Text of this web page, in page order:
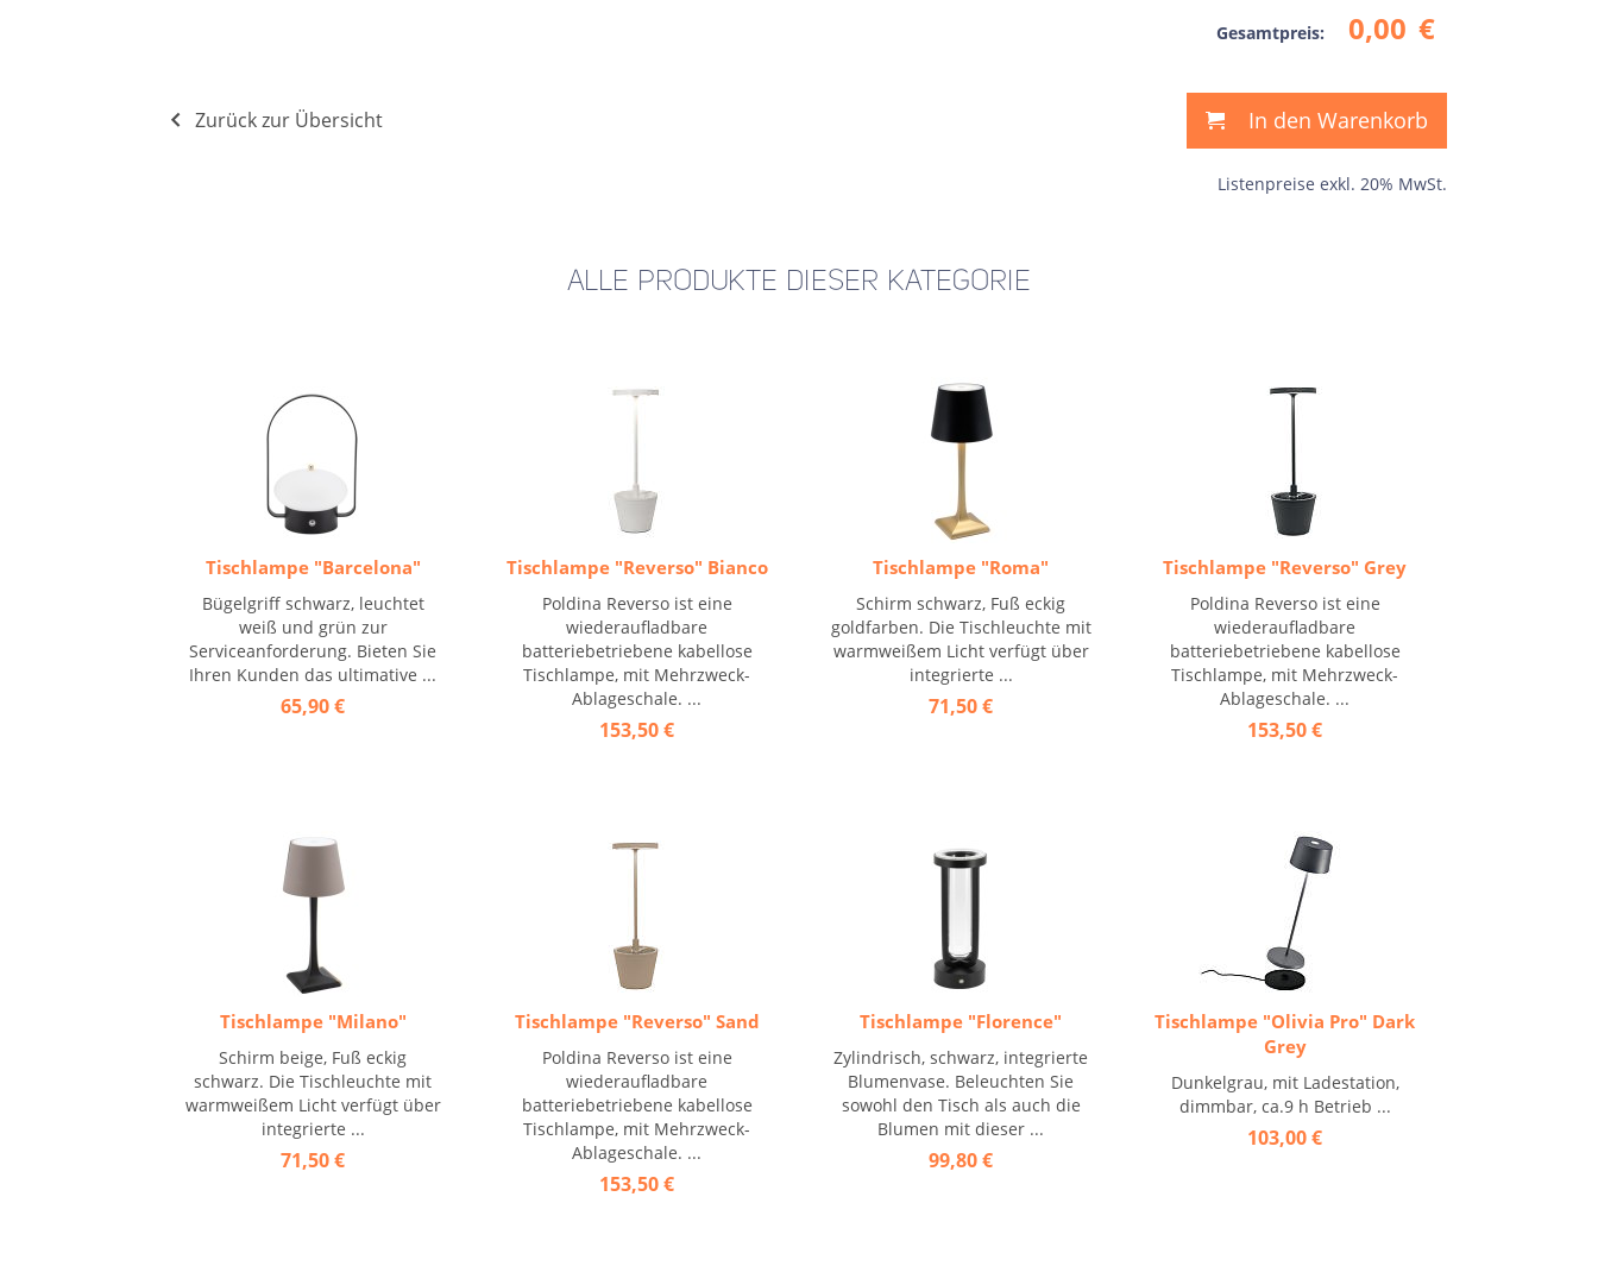
Gesamtpreis: 0,00 €
In den Warenkorb
Listenpreise exkl. 20% MwSt.
Zurück zur Übersicht
ALLE PRODUKTE DIESER KATEGORIE
Tischlampe "Barcelona"
Bügelgriff schwarz, leuchtet
weiß und grün zur
Serviceanforderung. Bieten Sie
Ihren Kunden das ultimative ...
65,90 €
Tischlampe "Reverso" Bianco
Poldina Reverso ist eine
wiederaufladbare
batteriebetriebene kabellose
Tischlampe, mit Mehrzweck-
Ablageschale. ...
153,50 €
Tischlampe "Roma"
Schirm schwarz, Fuß eckig
goldfarben. Die Tischleuchte mit
warmweißem Licht verfügt über
integrierte ...
71,50 €
Tischlampe "Reverso" Grey
Poldina Reverso ist eine
wiederaufladbare
batteriebetriebene kabellose
Tischlampe, mit Mehrzweck-
Ablageschale. ...
153,50 €
Tischlampe "Milano"
Schirm beige, Fuß eckig
schwarz. Die Tischleuchte mit
warmweißem Licht verfügt über
integrierte ...
71,50 €
Tischlampe "Reverso" Sand
Poldina Reverso ist eine
wiederaufladbare
batteriebetriebene kabellose
Tischlampe, mit Mehrzweck-
Ablageschale. ...
153,50 €
Tischlampe "Florence"
Zylindrisch, schwarz, integrierte
Blumenvase. Beleuchten Sie
sowohl den Tisch als auch die
Blumen mit dieser ...
99,80 €
Tischlampe "Olivia Pro" Dark
Grey
Dunkelgrau, mit Ladestation,
dimmbar, ca.9 h Betrieb ...
103,00 €